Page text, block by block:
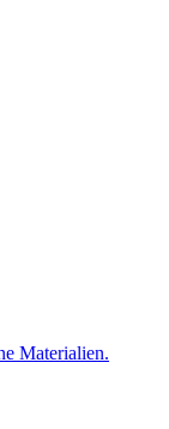
Materialien.